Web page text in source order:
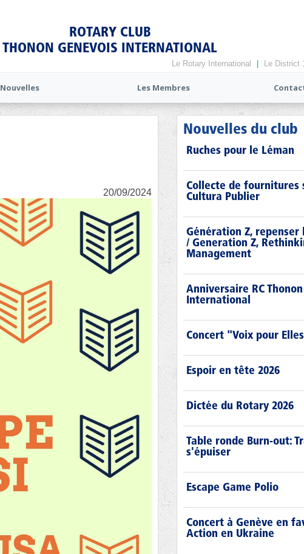
ROTARY CLUB
THONON GENEVOIS INTERNATIONAL
Le Rotary International Le District
Nouvelles Les Membres
20/09/2024
Nouvelles du club
Ruches pour le Léman
Collecte de fournitures
Cultura Publier
Génération Z,
/ Generation Z,
Management
Anniversaire RC
International
Concert "Voix pour
Espoir en tête 2026
Dictée du Rotary 2026
Table ronde Burn-out:
s'épuiser
Escape Game Polio
Concert à Genève en
Action en Ukraine